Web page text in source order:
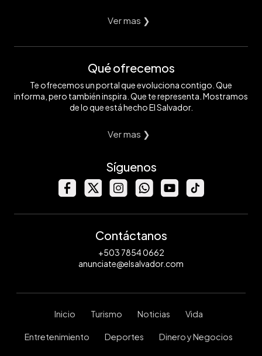
Ver mas ❯
Qué ofrecemos
Te ofrecemos un portal que evoluciona contigo. Que
informa, pero también inspira. Que te representa. Mostramos
de lo que está hecho El Salvador.
Ver mas ❯
Síguenos
Contáctanos
+503 7854 0662
anunciate@elsalvador.com
Inicio Turismo Noticias Vida
Entretenimiento Deportes Dinero y Negocios